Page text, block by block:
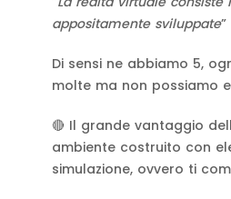
appositamente sviluppate”
Di sensi ne abbiamo 5,
molte ma non possiamo
🔴 Il grande vantaggio
ambiente costruito con
simulazione, ovvero ti